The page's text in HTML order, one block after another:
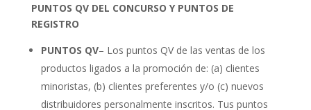
PUNTOS QV DEL CONCURSO Y PUNTOS DE
REGISTRO
PUNTOS QV– Los puntos QV de las ventas de los
productos ligados a la promoción de: (a) clientes
minoristas, (b) clientes preferentes y/o (c) nuevos
distribuidores personalmente inscritos. Tus puntos